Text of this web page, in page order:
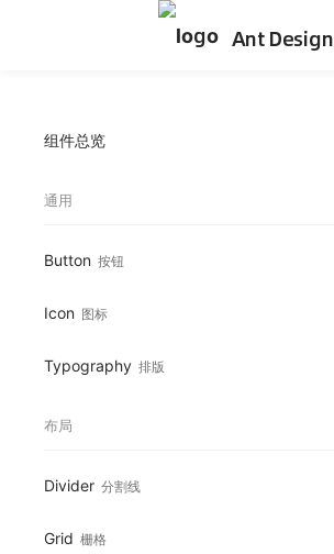
Ant Design
组件总览
通用
Button 按钮
Icon 图标
Typography 排版
布局
Divider 分割线
Grid 栅格